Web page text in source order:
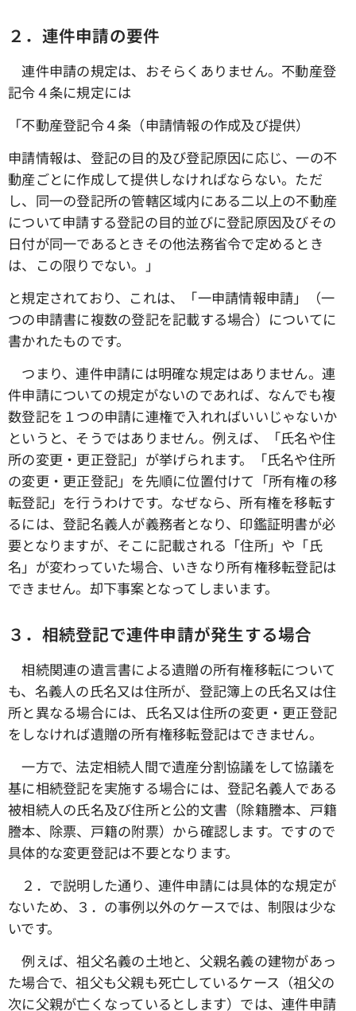
２．連件申請の要件
連件申請の規定は、おそらくありません。不動産登
記令４条に規定には
「不動産登記令４条（申請情報の作成及び提供）
申請情報は、登記の目的及び登記原因に応じ、一の不
動産ごとに作成して提供しなければならない。ただ
し、同一の登記所の管轄区域内にある二以上の不動産
について申請する登記の目的並びに登記原因及びその
日付が同一であるときその他法務省令で定めるとき
は、この限りでない。」
と規定されており、これは、「一申請情報申請」（一
つの申請書に複数の登記を記載する場合）についてに
書かれたものです。
つまり、連件申請には明確な規定はありません。連
件申請についての規定がないのであれば、なんでも複
数登記を１つの申請に連権で入れればいいじゃないか
というと、そうではありません。例えば、「氏名や住
所の変更・更正登記」が挙げられます。「氏名や住所
の変更・更正登記」を先順に位置付けて「所有権の移
転登記」を行うわけです。なぜなら、所有権を移転す
るには、登記名義人が義務者となり、印鑑証明書が必
要となりますが、そこに記載される「住所」や「氏
名」が変わっていた場合、いきなり所有権移転登記は
できません。却下事案となってしまいます。
３．相続登記で連件申請が発生する場合
相続関連の遺言書による遺贈の所有権移転について
も、名義人の氏名又は住所が、登記簿上の氏名又は住
所と異なる場合には、氏名又は住所の変更・更正登記
をしなければ遺贈の所有権移転登記はできません。
一方で、法定相続人間で遺産分割協議をして協議を
基に相続登記を実施する場合には、登記名義人である
被相続人の氏名及び住所と公的文書（除籍謄本、戸籍
謄本、除票、戸籍の附票）から確認します。ですので
具体的な変更登記は不要となります。
２．で説明した通り、連件申請には具体的な規定が
ないため、３．の事例以外のケースでは、制限は少な
いです。
例えば、祖父名義の土地と、父親名義の建物があっ
た場合で、祖父も父親も死亡しているケース（祖父の
次に父親が亡くなっているとします）では、連件申請